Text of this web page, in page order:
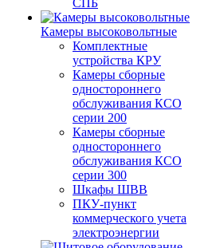
СПБ
Камеры высоковольтные
Комплектные
устройства КРУ
Камеры сборные
одностороннего
обслуживания КСО
серии 200
Камеры сборные
одностороннего
обслуживания КСО
серии 300
Шкафы ШВВ
ПКУ-пункт
коммерческого учета
электроэнергии